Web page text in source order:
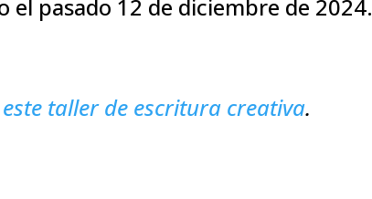
el pasado 12 de diciembre de 2024.
taller de escritura creativa.